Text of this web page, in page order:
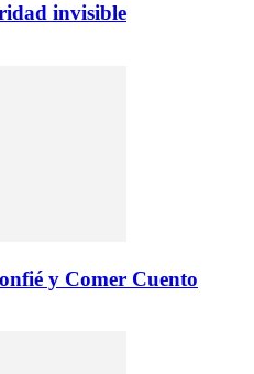
invisible
y Comer Cuento